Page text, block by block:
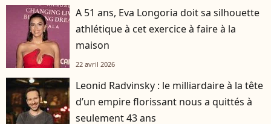
A 51 ans, Eva Longoria doit sa silhouette
athlétique à cet exercice à faire à la
maison
22 avril 2026
Leonid Radvinsky : le milliardaire à la tête
d’un empire florissant nous a quittés à
seulement 43 ans